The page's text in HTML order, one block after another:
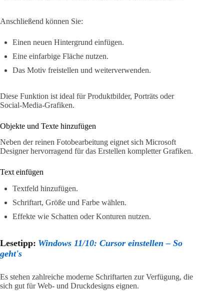
Anschließend können Sie:
Einen neuen Hintergrund einfügen.
Eine einfarbige Fläche nutzen.
Das Motiv freistellen und weiterverwenden.
Diese Funktion ist ideal für Produktbilder, Porträts oder
Social-Media-Grafiken.
Objekte und Texte hinzufügen
Neben der reinen Fotobearbeitung eignet sich Microsoft
Designer hervorragend für das Erstellen kompletter Grafiken.
Text einfügen
Textfeld hinzufügen.
Schriftart, Größe und Farbe wählen.
Effekte wie Schatten oder Konturen nutzen.
Lesetipp: Windows 11/10: Cursor einstellen – So
geht's
Es stehen zahlreiche moderne Schriftarten zur Verfügung, die
sich gut für Web- und Druckdesigns eignen.